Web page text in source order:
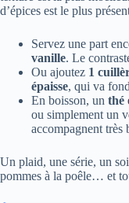
d’épices est le plus
Servez une part
vanille. Le
Ou ajoutez 1
épaisse, qui va
En boisson, un thé
ou simplement un
accompagnent très
Un plaid, une série, un
pommes à la poêle… et